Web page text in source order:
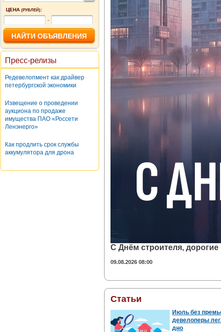
ЦЕНА (РУБЛЕЙ):
-
Пресс-релизы
Редевелопмент как драйвер
петербургской экономики
Извещение о проведении
аукциона по продаже
имущества ПАО «Россети
Ленэнерго»
Как продлить срок службы
аккумулятора для дрона
С Днём строителя,
09.08.2026 08:00
Статьи
Июль без
девелоперы
дно